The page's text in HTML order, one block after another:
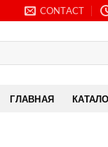
CONTACT
ГЛАВНАЯ